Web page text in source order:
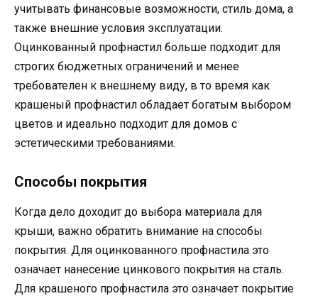
учитывать финансовые возможности, стиль дома, а
также внешние условия эксплуатации.
Оцинкованный профнастил больше подходит для
строгих бюджетных ограничений и менее
требователен к внешнему виду, в то время как
крашеный профнастил обладает богатым выбором
цветов и идеально подходит для домов с
эстетическими требованиями.
Способы покрытия
Когда дело доходит до выбора материала для
крыши, важно обратить внимание на способы
покрытия. Для оцинкованного профнастила это
означает нанесение цинкового покрытия на сталь.
Для крашеного профнастила это означает покрытие